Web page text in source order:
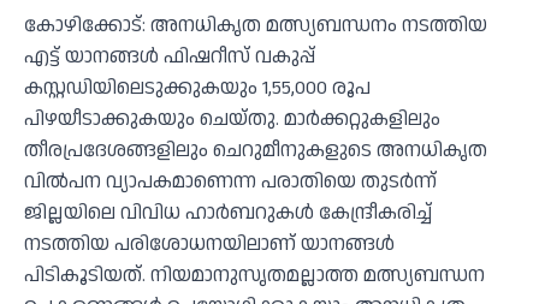
കോഴിക്കോട്: അനധികൃത മത്സ്യബന്ധനം നടത്തിയ
എട്ട് യാനങ്ങള്‍ ഫിഷറീസ് വകുപ്പ്
കസ്റ്റഡിയിലെടുക്കുകയും 1,55,000 രൂപ
പിഴയീടാക്കുകയും ചെയ്തു. മാര്‍ക്കറ്റുകളിലും
തീരപ്രദേശങ്ങളിലും ചെറുമീനുകളുടെ അനധികൃത
വില്‍പന വ്യാപകമാണെന്ന പരാതിയെ തുടര്‍ന്ന്
ജില്ലയിലെ വിവിധ ഹാര്‍ബറുകള്‍ കേന്ദ്രീകരിച്ച്
നടത്തിയ പരിശോധനയിലാണ് യാനങ്ങള്‍
പിടികൂടിയത്. നിയമാനുസൃതമല്ലാത്ത മത്സ്യബന്ധന